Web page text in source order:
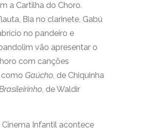
a Cartilha do Choro.
Bia no clarinete, Gabú
no pandeiro e
vão apresentar o
com canções
como Gaúcho, de Chiquinha
, de Waldir
Infantil acontece